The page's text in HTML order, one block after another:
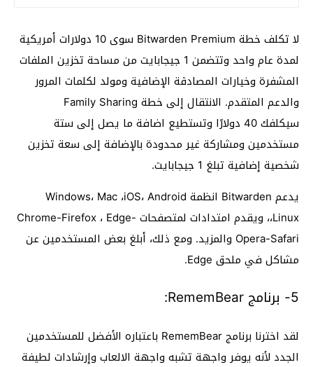
لا تكلف خطة Bitwarden Premium سوى 10 دولارات أمريكية
لمدة عام واحد وتتضمن 1 جيجابايت من مساحة تخزين الملفات
المشفرة وخيارات المصادقة الإضافية ومولد لكلمات المرور
سيكلفك 40 دولارًا وتستطيع اضافة ما يصل إلى ستة
مستخدمين ومشاركة غير محدودة بالإضافة إلى سعة تخزين
شخصية إضافية تبلغ 1 جيجابايت.
يدعم Bitwarden انظمة Windows، Mac ،iOS، Android
،Linux، ويقدم امتدادات لمتصفحات Chrome-Firefox ، Edge-
Opera-Safari والمزيد. ومع ذلك، أبلغ بعض المستخدمين عن
مشاكل في ملحق Edge.
5- برنامج RememBear:
لقد اخترنا برنامج RememBear باعتباره الأفضل للمستخدمين
الجدد لأنه يوفر واجهة تشبه واجهة الالعاب وإرشادات لطيفة